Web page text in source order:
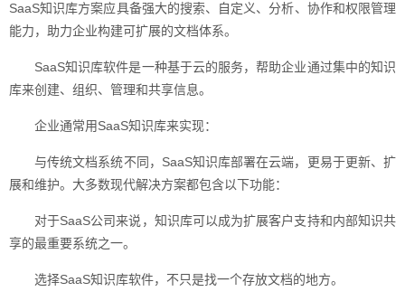
SaaS知识库方案应具备强大的搜索、自定义、分析、协作和权限管理
能力，助力企业构建可扩展的文档体系。
SaaS知识库软件是一种基于云的服务，帮助企业通过集中的知识
库来创建、组织、管理和共享信息。
企业通常用SaaS知识库来实现：
与传统文档系统不同，SaaS知识库部署在云端，更易于更新、扩
展和维护。大多数现代解决方案都包含以下功能：
对于SaaS公司来说，知识库可以成为扩展客户支持和内部知识共
享的最重要系统之一。
选择SaaS知识库软件，不只是找一个存放文档的地方。